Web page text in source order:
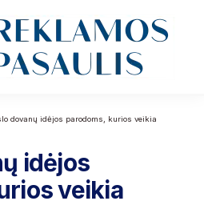
dovanų idėjos parodoms, kurios veikia
idėjos
veikia